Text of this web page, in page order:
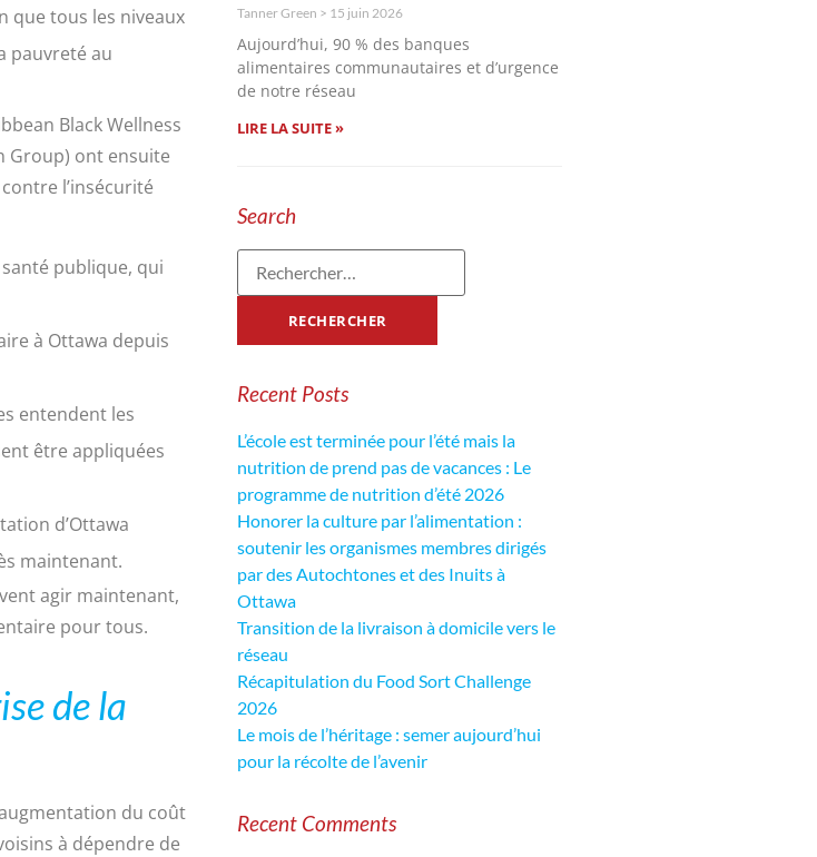
que tous les niveaux
pauvreté au
Black Wellness
Group) ont ensuite
l’insécurité
publique, qui
à Ottawa depuis
entendent les
être appliquées
d’Ottawa
maintenant.
agir maintenant,
pour tous.
de la
du coût
à dépendre de
Tanner Green 15 juin 2026
Aujourd’hui, 90 % des banques
alimentaires communautaires et d’urgence
de notre réseau
LIRE LA SUITE »
Search
Recent Posts
L’école est terminée pour l’été mais la
nutrition de prend pas de vacances : Le
programme de nutrition d’été 2026
Honorer la culture par l’alimentation :
soutenir les organismes membres dirigés
par des Autochtones et des Inuits à
Ottawa
Transition de la livraison à domicile vers le
réseau
Récapitulation du Food Sort Challenge
2026
Le mois de l’héritage : semer aujourd’hui
pour la récolte de l’avenir
Recent Comments